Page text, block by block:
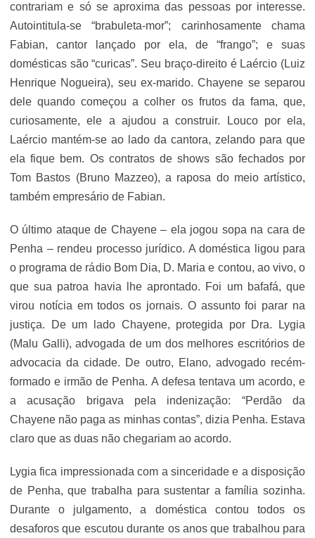
contrariam e só se aproxima das pessoas por interesse.
Autointitula-se “brabuleta-mor”; carinhosamente chama
Fabian, cantor lançado por ela, de “frango”; e suas
domésticas são “curicas”. Seu braço-direito é Laércio (Luiz
Henrique Nogueira), seu ex-marido. Chayene se separou
dele quando começou a colher os frutos da fama, que,
curiosamente, ele a ajudou a construir. Louco por ela,
Laércio mantém-se ao lado da cantora, zelando para que
ela fique bem. Os contratos de shows são fechados por
Tom Bastos (Bruno Mazzeo), a raposa do meio artístico,
também empresário de Fabian.
O último ataque de Chayene – ela jogou sopa na cara de
Penha – rendeu processo jurídico. A doméstica ligou para
o programa de rádio Bom Dia, D. Maria e contou, ao vivo, o
que sua patroa havia lhe aprontado. Foi um bafafá, que
virou notícia em todos os jornais. O assunto foi parar na
justiça. De um lado Chayene, protegida por Dra. Lygia
(Malu Galli), advogada de um dos melhores escritórios de
advocacia da cidade. De outro, Elano, advogado recém-
formado e irmão de Penha. A defesa tentava um acordo, e
a acusação brigava pela indenização: “Perdão da
Chayene não paga as minhas contas”, dizia Penha. Estava
claro que as duas não chegariam ao acordo.
Lygia fica impressionada com a sinceridade e a disposição
de Penha, que trabalha para sustentar a família sozinha.
Durante o julgamento, a doméstica contou todos os
desaforos que escutou durante os anos que trabalhou para